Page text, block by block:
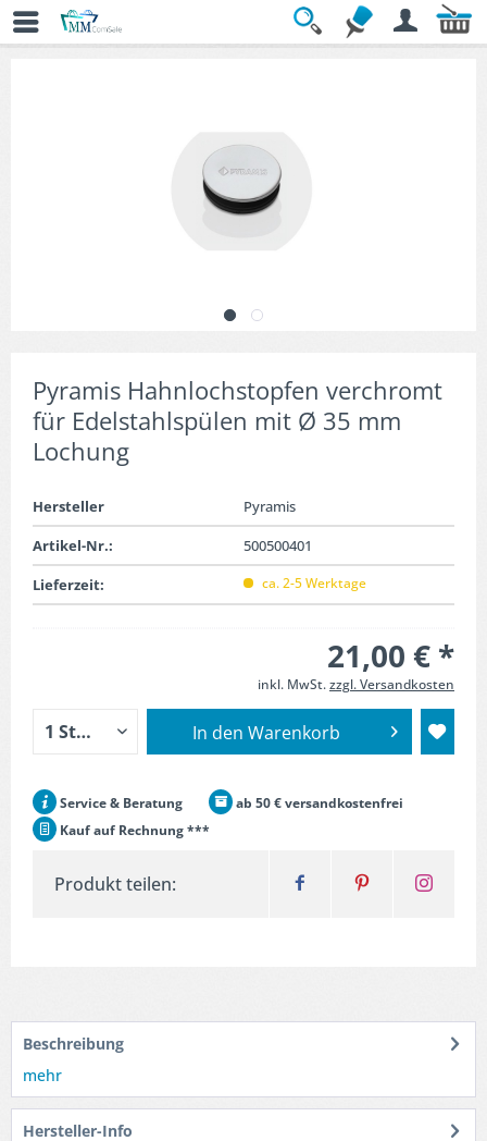
Übersicht
Pyramis Hahnlochstopfen verchromt
für Edelstahlspülen mit Ø 35 mm
Lochung
Hersteller
Pyramis
Artikel-Nr.:
500500401
Lieferzeit:
ca. 2-5 Werktage
21,00 € *
inkl. MwSt.zzgl. Versandkosten
In den Warenkorb
Service & Beratung
ab 50 € versandkostenfrei
Kauf auf Rechnung ***
Produkt teilen:
Beschreibung
mehr
Hersteller-Info